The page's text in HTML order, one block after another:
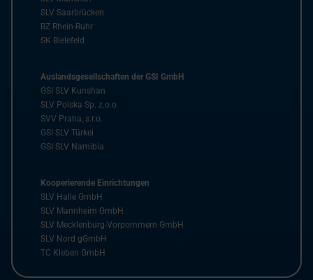
SLV Saarbrücken
BZ Rhein-Ruhr
SK Bielefeld
Auslandsgesellschaften der GSI GmbH
GSI SLV Kunshan
SLV Polska Sp. z.o.o
SVV Praha, s.r.o.
GSI SLV Türkei
GSI SLV Namibia
Kooperierende Einrichtungen
SLV Halle GmbH
SLV Mannheim GmbH
SLV Mecklenburg-Vorpommern GmbH
SLV Nord gGmbH
TC Kleben GmbH